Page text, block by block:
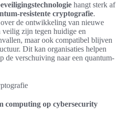
hangt sterk af
resistente cryptografie.
de ontwikkeling van nieuwe
zijn tegen huidige en
maar ook compatibel blijven
Dit kan organisaties helpen
de verschuiving naar een quantum-
computing op cybersecurity